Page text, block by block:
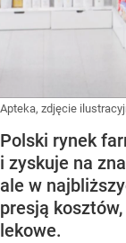
Apteka, zdjęcie
Polski rynek
i zyskuje na
ale w
presją
lekowe.